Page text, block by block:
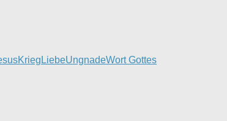
Krieg LiebeUngnadeWort Gottes